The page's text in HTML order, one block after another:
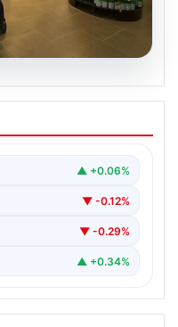
mart ayı
▲ +0.06%
▼ -0.12%
▼ -0.29%
▲ +0.34%